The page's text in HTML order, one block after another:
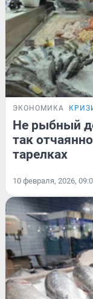
ЭКОНОМИКА
Не рыбный
так
тарелках
10 февраля, 2026,